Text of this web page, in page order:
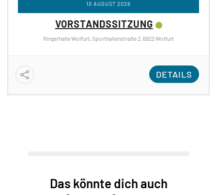
10 AUGUST 2026
VORSTANDSSITZUNG
Ringerhalle Wolfurt, Sporthallenstraße 2, 6922 Wolfurt
DETAILS
Das könnte dich auch